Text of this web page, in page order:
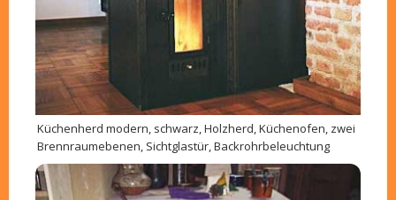
Küchenherd modern, schwarz, Holzherd, Küchenofen, zwei
Brennraumebenen, Sichtglastür, Backrohrbeleuchtung